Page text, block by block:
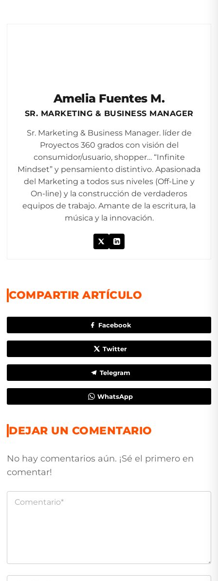
Amelia Fuentes M.
SR. MARKETING & BUSINESS MANAGER
Sr. Marketing & Business Manager. líder de
Proyectos 360 grados con visión del
consumidor/usuario, shopper… “Infinite
Mindset” y pensamiento distintivo. Apasionada
del Marketing a todos sus niveles (Off-Line y
On-line) y la construcción de verdaderos
equipos de trabajo. Amante de la escritura, la
música y la innovación.
COMPARTIR ARTÍCULO
Facebook
Twitter
Telegram
WhatsApp
DEJAR UN COMENTARIO
No hay comentarios aún. ¡Sé el primero en
comentar!